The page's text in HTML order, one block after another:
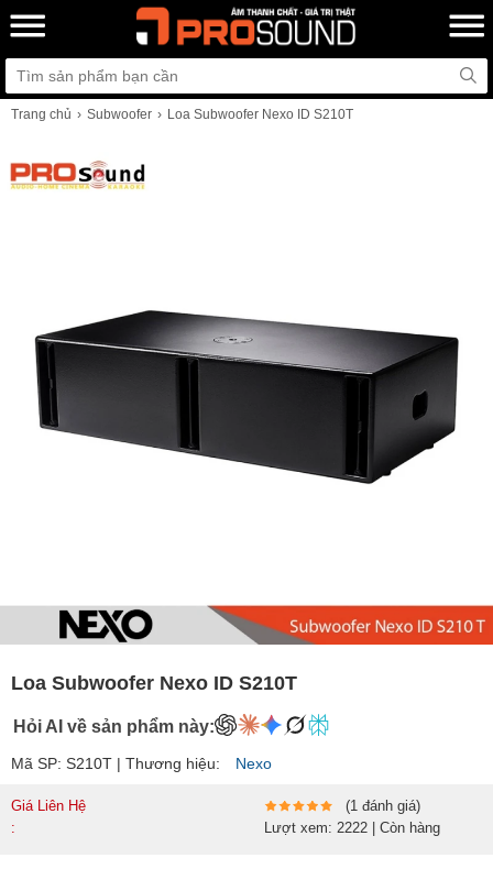
Trang chủ Subwoofer Loa Subwoofer Nexo ID S210T
Loa Subwoofer Nexo ID S210T
Hỏi AI về sản phẩm này:
Mã SP: S210T | Thương hiệu: Nexo
Giá Liên Hệ
:
(1 đánh giá)
Lượt xem: 2222 | Còn hàng